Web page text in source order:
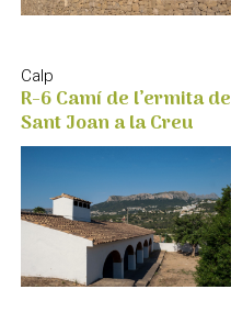
Calp
R-6 Camí de l’ermita de
Sant Joan a la Creu